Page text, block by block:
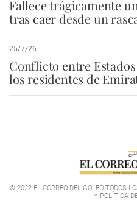
Fallece trágicamente
tras caer desde un
25/7/26
Conflicto entre
los residentes de
© 2022 EL CORREO DEL GOLFO TODOS
Y POLÍTICA